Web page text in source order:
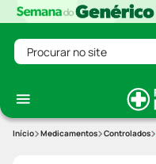
Procurar no site
Medicamentos Controlados